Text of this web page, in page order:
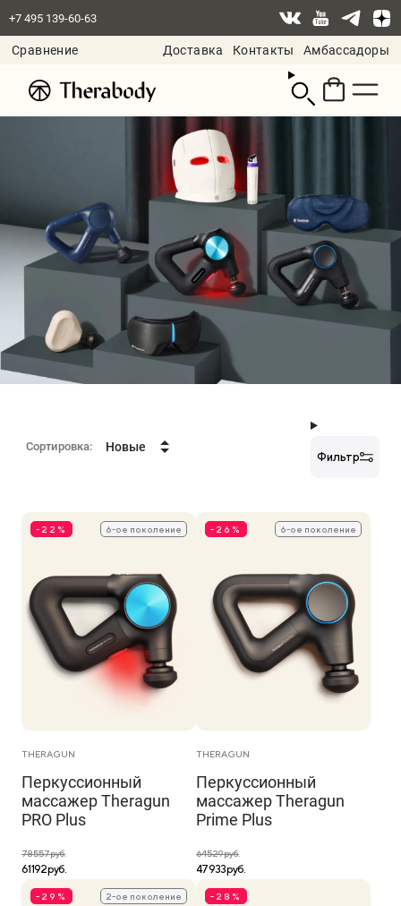
+7 495 139-60-63
Сравнение Доставка Контакты
Амбассадоры
Смотреть
корзину
Сортировка: Новые
Фильтр
6-ое поколение
-22%
THERAGUN
Перкуссионный
массажер Theragun
PRO Plus
78 557 руб.
61 192 руб.
6-ое поколение
-26%
THERAGUN
Перкуссионный
массажер Theragun
Prime Plus
64 529 руб.
47 933 руб.
2-ое поколение
-29% -28%